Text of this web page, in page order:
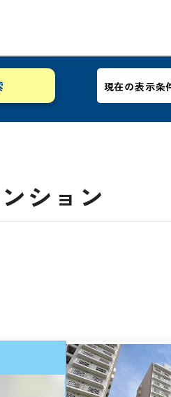
現在の表示条
ション